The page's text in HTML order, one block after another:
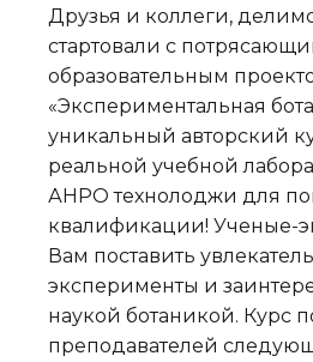
Друзья и коллеги,
стартовали с
образовательным
«Экспериментальная
уникальный авторский
реальной учебной
АНРО технолоджи для
квалификации! Ученые-
Вам поставить
эксперименты и
наукой ботаникой. Курс
преподавателей